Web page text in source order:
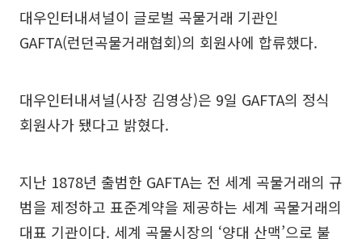
대우인터내셔널이 글로벌 곡물거래 기관인
GAFTA(런던곡물거래협회)의 회원사에 합류했다.
대우인터내셔널(사장 김영상)은 9일 GAFTA의 정식
회원사가 됐다고 밝혔다.
지난 1878년 출범한 GAFTA는 전 세계 곡물거래의 규
범을 제정하고 표준계약을 제공하는 세계 곡물거래의
대표 기관이다. 세계 곡물시장의 ‘양대 산맥’으로 불